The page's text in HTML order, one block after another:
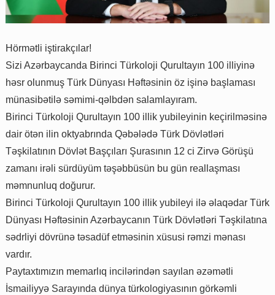
Hörmətli iştirakçılar!
Sizi Azərbaycanda Birinci Türkoloji Qurultayın 100 illiyinə
həsr olunmuş Türk Dünyası Həftəsinin öz işinə başlaması
münasibətilə səmimi-qəlbdən salamlayıram.
Birinci Türkoloji Qurultayın 100 illik yubileyinin keçirilməsinə
dair ötən ilin oktyabrında Qəbələdə Türk Dövlətləri
Təşkilatının Dövlət Başçıları Şurasının 12 ci Zirvə Görüşü
zamanı irəli sürdüyüm təşəbbüsün bu gün reallaşması
məmnunluq doğurur.
Birinci Türkoloji Qurultayın 100 illik yubileyi ilə əlaqədar Türk
Dünyası Həftəsinin Azərbaycanın Türk Dövlətləri Təşkilatına
sədrliyi dövrünə təsadüf etməsinin xüsusi rəmzi mənası
vardır.
Paytaxtımızın memarlıq incilərindən sayılan əzəmətli
İsmailiyyə Sarayında dünya türkologiyasının görkəmli